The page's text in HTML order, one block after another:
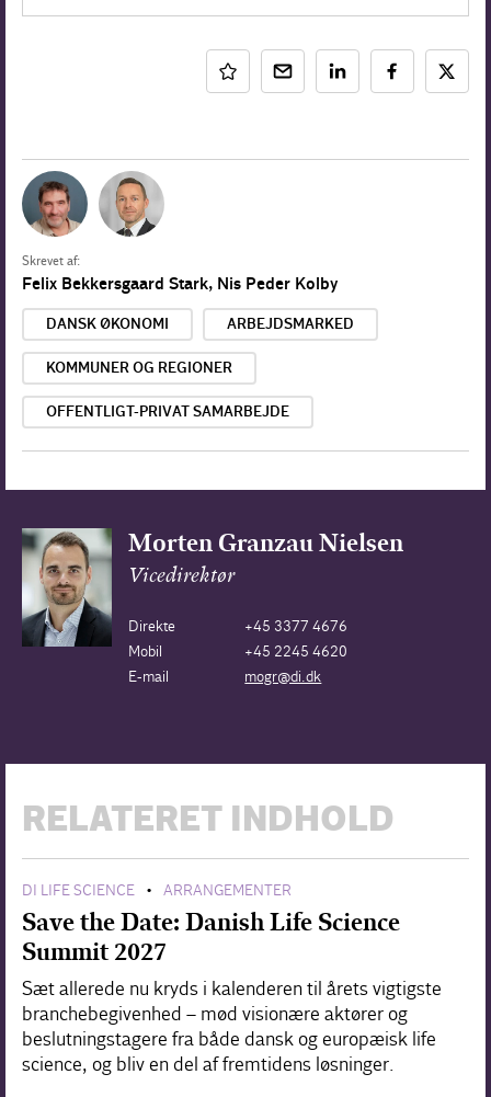
Skrevet af:
Felix Bekkersgaard Stark, Nis Peder Kolby
DANSK ØKONOMI ARBEJDSMARKED
KOMMUNER OG REGIONER
OFFENTLIGT-PRIVAT SAMARBEJDE
Morten Granzau Nielsen
Vicedirektør
Direkte
+45 3377 4676
Mobil
+45 2245 4620
E-mail
mogr@di.dk
RELATERET INDHOLD
DI LIFE SCIENCE • ARRANGEMENTER
Save the Date: Danish Life Science
Summit 2027
Sæt allerede nu kryds i kalenderen til årets vigtigste
branchebegivenhed – mød visionære aktører og
beslutningstagere fra både dansk og europæisk life
science, og bliv en del af fremtidens løsninger.